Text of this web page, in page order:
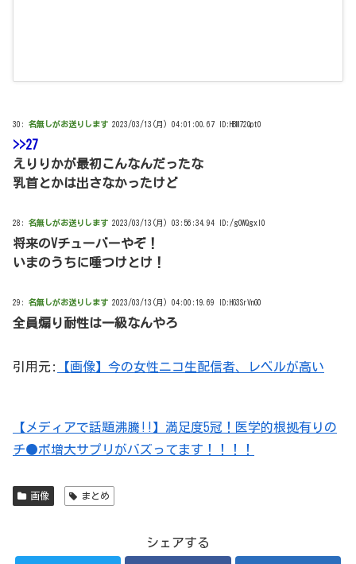
30: 名無しがお送りします 2023/03/13(月) 04:01:00.67 ID:HBM72Qpt0
>>27
えりりかが最初こんなんだったな
乳首とかは出さなかったけど
28: 名無しがお送りします 2023/03/13(月) 03:56:34.94 ID:/gOWQgxl0
将来のVチューバーやぞ！
いまのうちに唾つけとけ！
29: 名無しがお送りします 2023/03/13(月) 04:00:19.69 ID:HG3SrVnG0
全員煽り耐性は一級なんやろ
引用元: 【画像】今の女性ニコ生配信者、レベルが高い
【メディアで話題沸騰!!】満足度5冠！医学的根拠有りの
チ●ポ増大サプリがバズってます！！！！
画像 まとめ
シェアする